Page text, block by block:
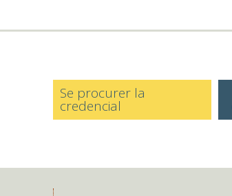
Se procurer la
credencial